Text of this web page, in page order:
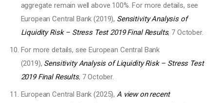
aggregate remain well above 100%. For more details, see
European Central Bank (2019), Sensitivity Analysis of
Liquidity Risk – Stress Test 2019 Final Results, 7 October.
For more details, see European Central Bank
(2019), Sensitivity Analysis of Liquidity Risk – Stress Test
2019 Final Results, 7 October.
European Central Bank (2025), A view on recent